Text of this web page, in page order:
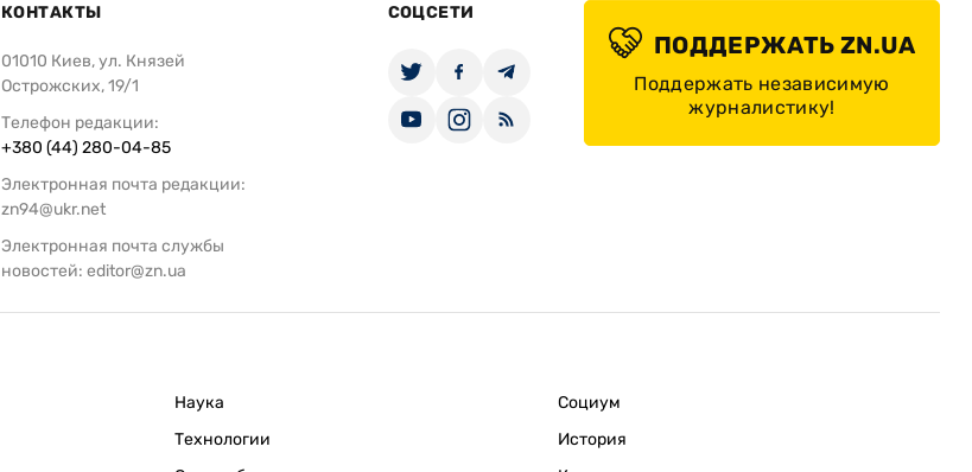
КОНТАКТЫ
01010 Киев, ул. Князей
Острожских, 19/1
Телефон редакции:
+380 (44) 280-04-85
Электронная почта редакции:
zn94@ukr.net
Электронная почта службы
новостей: editor@zn.ua
СОЦСЕТИ
ПОДДЕРЖАТЬ ZN.UA
Поддержать независимую
журналистику!
Наука
Технологии
Социум
История